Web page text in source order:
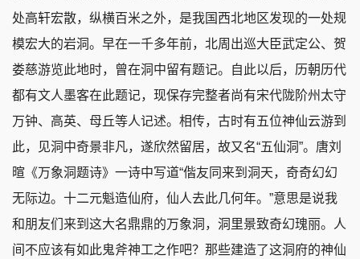
处高轩宏散，纵横百米之外，是我国西北地区发现的一处规
模宏大的岩洞。早在一千多年前，北周出巡大臣武定公、贺
娄慈游览此地时，曾在洞中留有题记。自此以后，历朝历代
都有文人墨客在此题记，现保存完整者尚有宋代陇阶州太守
万钟、高英、母丘等人记述。相传，古时有五位神仙云游到
此，见洞中奇景非凡，遂欣然留居，故又名“五仙洞”。唐刘
暄《万象洞题诗》一诗中写道“偕友同来到洞天，奇奇幻幻
无际边。十二元魁造仙府，仙人去此几何年。”意思是说我
和朋友们来到这大名鼎鼎的万象洞，洞里景致奇幻瑰丽。人
间不应该有如此鬼斧神工之作吧？那些建造了这洞府的神仙